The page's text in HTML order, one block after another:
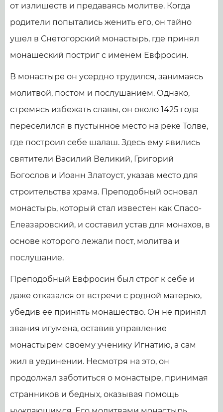
от излишеств и предаваясь молитве. Когда
родители попытались женить его, он тайно
ушел в Снетогорский монастырь, где принял
монашеский постриг с именем Евфросин.
В монастыре он усердно трудился, занимаясь
молитвой, постом и послушанием. Однако,
стремясь избежать славы, он около 1425 года
переселился в пустынное место на реке Толве,
где построил себе шалаш. Здесь ему явились
святители Василий Великий, Григорий
Богослов и Иоанн Златоуст, указав место для
строительства храма. Преподобный основал
монастырь, который стал известен как Спасо-
Елеазаровский, и составил устав для монахов, в
основе которого лежали пост, молитва и
послушание.
Преподобный Евфросин был строг к себе и
даже отказался от встречи с родной матерью,
убедив ее принять монашество. Он не принял
звания игумена, оставив управление
монастырем своему ученику Игнатию, а сам
жил в уединении. Несмотря на это, он
продолжал заботиться о монастыре, принимая
странников и бедных, оказывая помощь